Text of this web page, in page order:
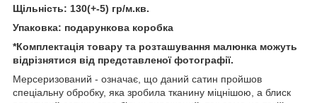
Щільність: 130(+-5) гр/м.кв.
Упаковка: подарункова коробка
*Комплектація товару та розташування малюнка можуть
відрізнятися від представленої фотографії.
Мерсеризований - означає, що даний сатин пройшов
спеціальну обробку, яка зробила тканину міцнішою, а блиск